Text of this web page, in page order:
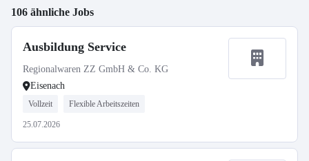
106 ähnliche Jobs
Ausbildung Service
Regionalwaren ZZ GmbH & Co. KG
Eisenach
Vollzeit Flexible Arbeitszeiten
25.07.2026